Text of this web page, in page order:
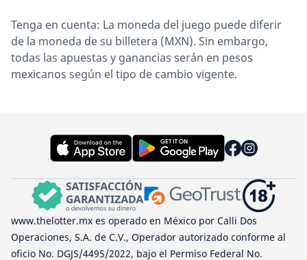
Tenga en cuenta: La moneda del juego puede diferir
de la moneda de su billetera (MXN). Sin embargo,
todas las apuestas y ganancias serán en pesos
mexicanos según el tipo de cambio vigente.
www.thelotter.mx es operado en México por Calli Dos
Operaciones, S.A. de C.V., Operador autorizado conforme al
oficio No. DGJS/4495/2022, bajo el Permiso Federal No.